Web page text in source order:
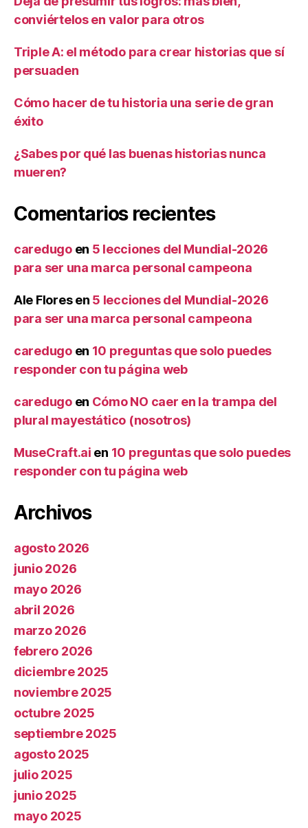
conviértelos en valor para otros
Triple A: el método para crear historias que sí
persuaden
Cómo hacer de tu historia una serie de gran
éxito
¿Sabes por qué las buenas historias nunca
mueren?
Comentarios recientes
caredugoen 5 lecciones del Mundial-2026
para ser una marca personal campeona
Ale Floresen 5 lecciones del Mundial-2026
para ser una marca personal campeona
caredugoen 10 preguntas que solo puedes
responder con tu página web
caredugoen Cómo NO caer en la trampa del
plural mayestático (nosotros)
MuseCraft.ai en 10 preguntas que solo puedes
responder con tu página web
Archivos
agosto 2026
junio 2026
mayo 2026
abril 2026
marzo 2026
febrero 2026
diciembre 2025
noviembre 2025
octubre 2025
septiembre 2025
agosto 2025
julio 2025
junio 2025
mayo 2025